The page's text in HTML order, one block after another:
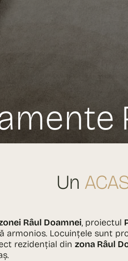
Un
Râul Doamnei, proiectul
armonios. Locuințele sunt
rezidențial dinzona Râul